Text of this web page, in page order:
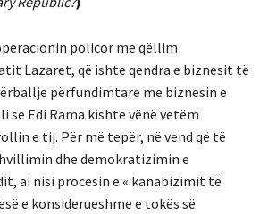
policor me qëllim
Lazaret, që ishte qendra e biznesit të
përfundimtare me biznesin e
se Edi Rama kishte vënë vetëm
e tij. Për më tepër, në vend që të
dhe demokratizimin e
ai nisi procesin e « kanabizimit të
e konsiderueshme e tokës së